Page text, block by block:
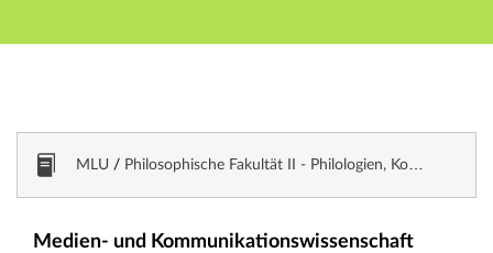
Hauptnavigation
Fußzeile
MLU / Philosophische Fakultät II - Philologien, Kommunikations- und Musikwissenschaften
Medien- und Kommunikationswissenschaft